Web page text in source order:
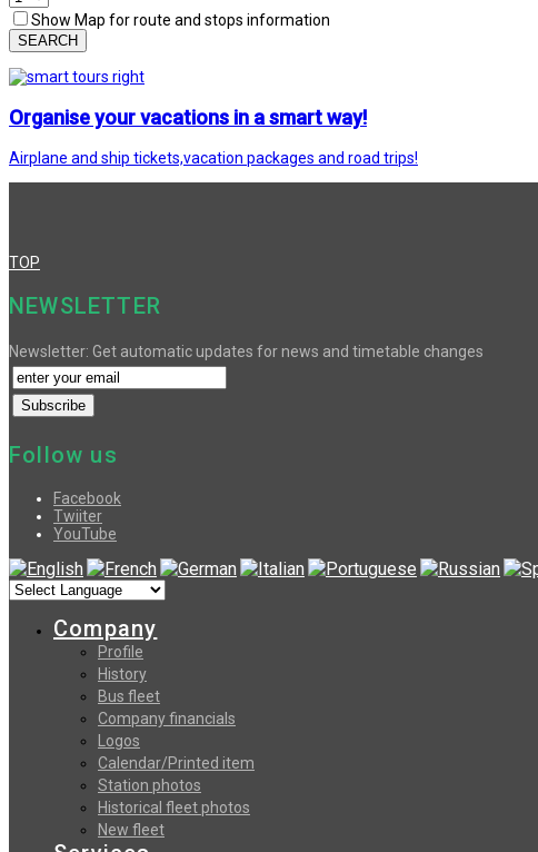
Show Map for route and stops information
SEARCH
Organise your vacations in a smart way!
Airplane and ship tickets,vacation packages and road trips!
TOP
NEWSLETTER
Newsletter: Get automatic updates for news and timetable changes
Follow us
Facebook
Twiiter
YouTube
Company
Profile
History
Bus fleet
Company financials
Logos
Calendar/Printed item
Station photos
Historical fleet photos
New fleet